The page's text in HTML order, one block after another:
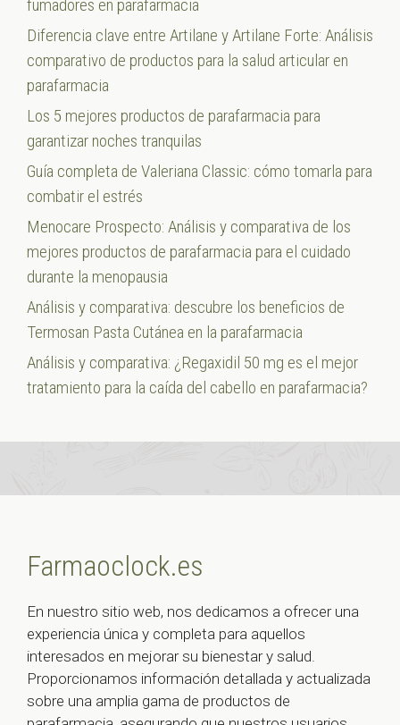
fumadores en parafarmacia
Diferencia clave entre Artilane y Artilane Forte: Análisis
comparativo de productos para la salud articular en
parafarmacia
Los 5 mejores productos de parafarmacia para
garantizar noches tranquilas
Guía completa de Valeriana Classic: cómo tomarla para
combatir el estrés
Menocare Prospecto: Análisis y comparativa de los
mejores productos de parafarmacia para el cuidado
durante la menopausia
Análisis y comparativa: descubre los beneficios de
Termosan Pasta Cutánea en la parafarmacia
Análisis y comparativa: ¿Regaxidil 50 mg es el mejor
tratamiento para la caída del cabello en parafarmacia?
Farmaoclock.es
En nuestro sitio web, nos dedicamos a ofrecer una
experiencia única y completa para aquellos
interesados en mejorar su bienestar y salud.
Proporcionamos información detallada y actualizada
sobre una amplia gama de productos de